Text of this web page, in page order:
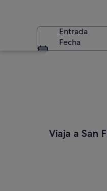
Entrada
Fecha
Viaja a San